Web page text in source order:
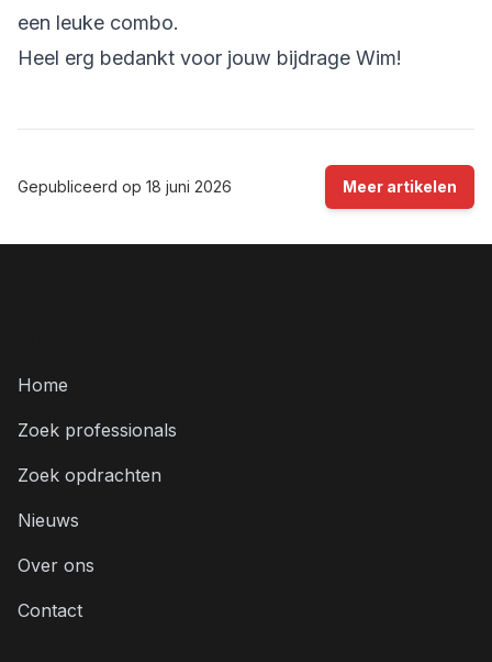
een leuke combo.
Heel erg bedankt voor jouw bijdrage Wim!
Gepubliceerd op 18 juni 2026 Meer artikelen
Home
Zoek professionals
Zoek opdrachten
Nieuws
Over ons
Contact